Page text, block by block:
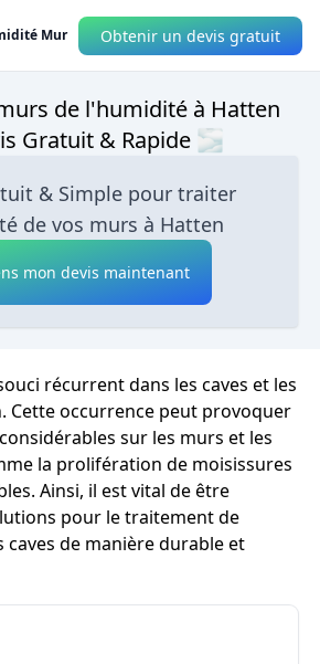
Mur Obtenir un devis gratuit
de l'humidité à Hatten
Gratuit & Rapide 🌫
& Simple pour traiter
de vos murs à Hatten
mon devis maintenant
récurrent dans les caves et les
Cette occurrence peut provoquer
sur les murs et les
la prolifération de moisissures
Ainsi, il est vital de être
pour le traitement de
caves de manière durable et